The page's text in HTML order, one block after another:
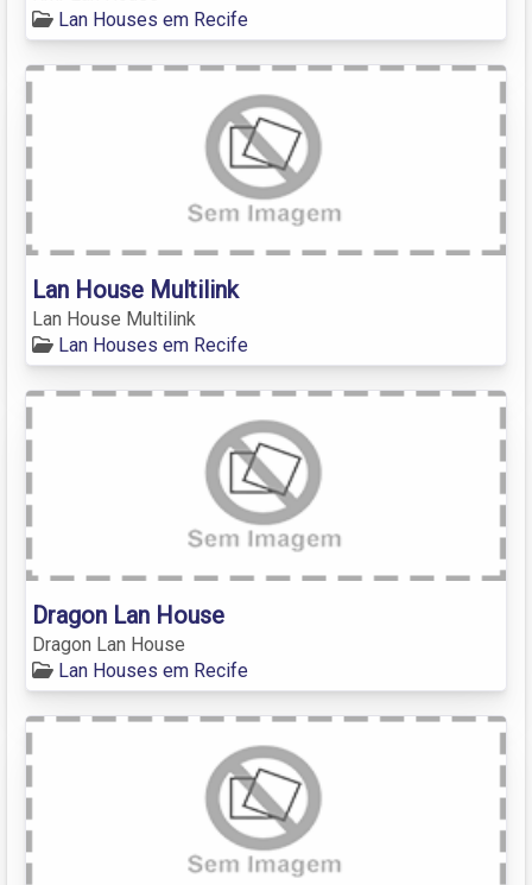
Lan Houses em Recife
Lan House Multilink
Lan House Multilink
Lan Houses em Recife
Dragon Lan House
Dragon Lan House
Lan Houses em Recife